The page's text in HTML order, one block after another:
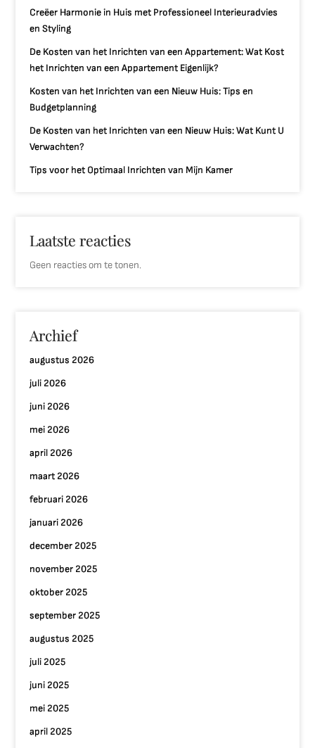
Creëer Harmonie in Huis met Professioneel Interieuradvies
en Styling
De Kosten van het Inrichten van een Appartement: Wat Kost
het Inrichten van een Appartement Eigenlijk?
Kosten van het Inrichten van een Nieuw Huis: Tips en
Budgetplanning
De Kosten van het Inrichten van een Nieuw Huis: Wat Kunt U
Verwachten?
Tips voor het Optimaal Inrichten van Mijn Kamer
Laatste reacties
Geen reacties om te tonen.
Archief
augustus 2026
juli 2026
juni 2026
mei 2026
april 2026
maart 2026
februari 2026
januari 2026
december 2025
november 2025
oktober 2025
september 2025
augustus 2025
juli 2025
juni 2025
mei 2025
april 2025